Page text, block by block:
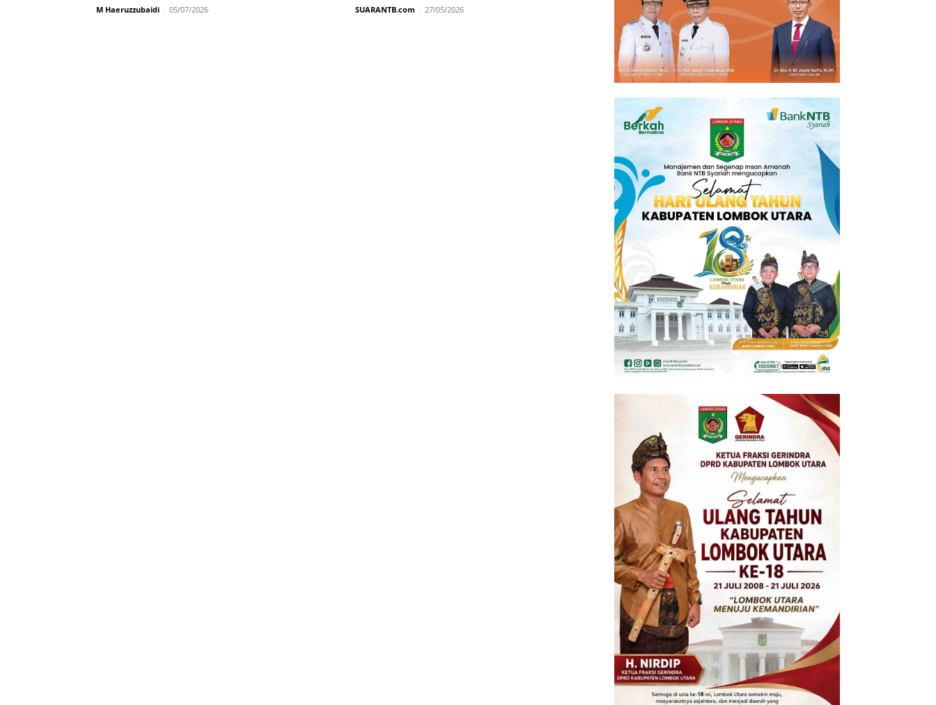
M Haeruzzubaidi - 05/07/2026 SUARANTB.com - 27/05/2026